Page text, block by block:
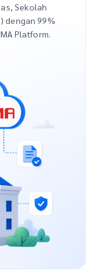
Sekolah
dengan 99%
Platform.